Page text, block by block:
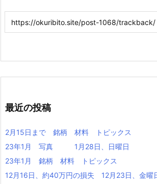
最近の投稿
2月15日まで 銘柄 材料 トピックス
23年1月 写真 1月28日、日曜日
23年1月 銘柄 材料 トピックス
12月16日、約40万円の損失 12月23日、金曜